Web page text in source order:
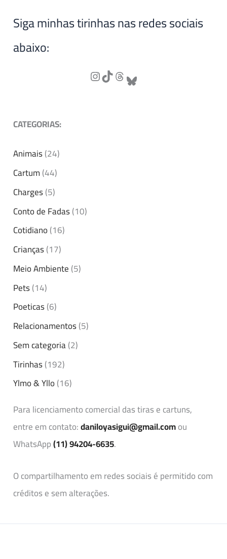
Siga minhas tirinhas nas redes sociais
abaixo:
CATEGORIAS:
Animais(24)
Cartum(44)
Charges(5)
Conto de Fadas(10)
Cotidiano(16)
Crianças(17)
Meio Ambiente(5)
Pets(14)
Poeticas(6)
Relacionamentos(5)
Sem categoria(2)
Tirinhas(192)
Ylmo & Yllo(16)
Para licenciamento comercial das tiras e cartuns,
entre em contato:daniloyasigui@gmail.comou
WhatsApp(11) 94204-6635.
O compartilhamento em redes sociais é permitido com
créditos e sem alterações.